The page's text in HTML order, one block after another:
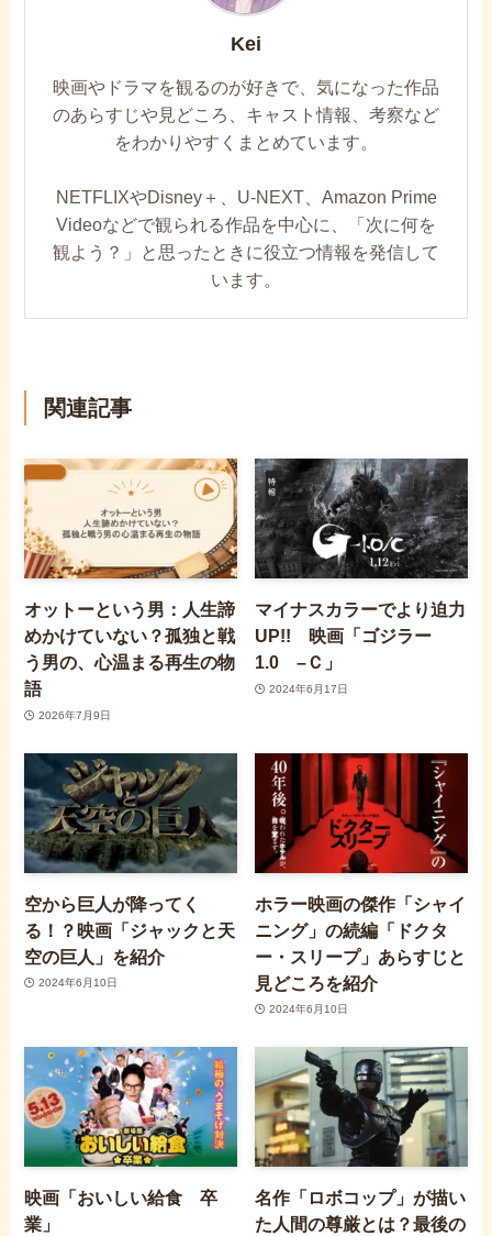
Kei
映画やドラマを観るのが好きで、気になった作品
のあらすじや見どころ、キャスト情報、考察など
をわかりやすくまとめています。
NETFLIXやDisney＋、U-NEXT、Amazon Prime
Videoなどで観られる作品を中心に、「次に何を
観よう？」と思ったときに役立つ情報を発信して
います。
関連記事
オットーという男：人生諦
めかけていない？孤独と戦
う男の、心温まる再生の物
語
2026年7月9日
マイナスカラーでより迫力
UP!! 映画「ゴジラー
1.0 –Ｃ」
2024年6月17日
空から巨人が降ってく
る！？映画「ジャックと天
空の巨人」を紹介
2024年6月10日
ホラー映画の傑作「シャイ
ニング」の続編「ドクタ
ー・スリープ」あらすじと
見どころを紹介
2024年6月10日
映画「おいしい給食 卒
業」
名作「ロボコップ」が描い
た人間の尊厳とは？最後の